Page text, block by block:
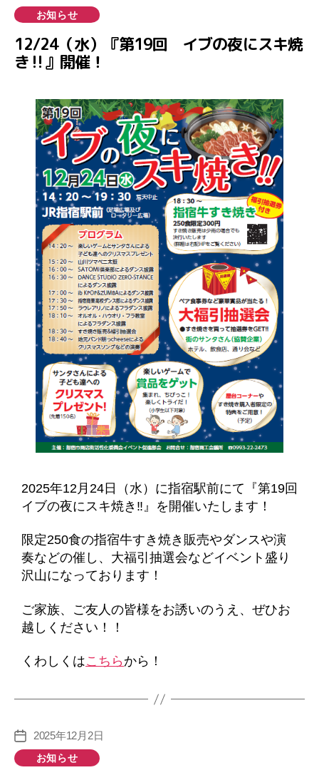
稿
日
ゴ
お知らせ
12/24（水）『第19回 イブの夜にスキ焼
き‼』開催！
2025年12月24日（水）に指宿駅前にて『第19回
イブの夜にスキ焼き‼』を開催いたします！
限定250食の指宿牛すき焼き販売やダンスや演
奏などの催し、大福引抽選会などイベント盛り
沢山になっております！
ご家族、ご友人の皆様をお誘いのうえ、ぜひお
越しください！！
くわしくはこちらから！
投
稿
日
2025年12月2日
お知らせ